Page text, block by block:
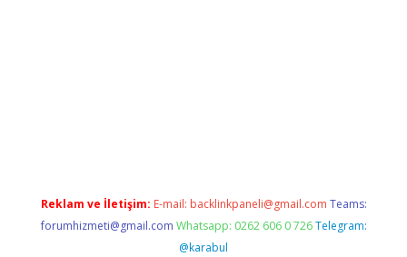
Reklam ve İletişim: E-mail: backlinkpaneli@gmail.com Teams:
forumhizmeti@gmail.com Whatsapp: 0262 606 0 726 Telegram:
@karabul